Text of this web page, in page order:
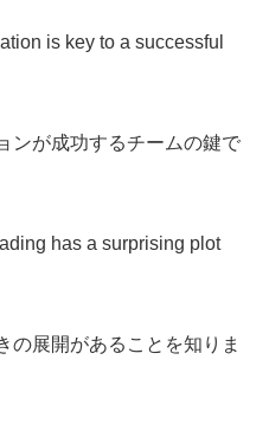
is key to a successful
ンが成功するチームの鍵で
has a surprising plot
の展開があることを知りま